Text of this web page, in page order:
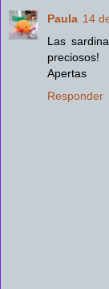
Paula 14
Las
preciosos!
Apertas
Responder